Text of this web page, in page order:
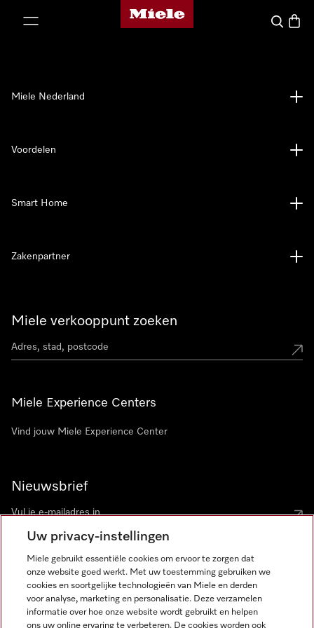
Homepage van Miele
Wat zoek
Miele verkooppunt zoeken
Miele Experience Centers
Vind jouw Miele Experience Center
Nieuwsbrief
Miele Nederland
Voordelen
Smart Home
Zakenpartner
Miele op Instagram
Miele op Facebook
Miele op Youtube
Uw privacy-instellingen
Miele gebruikt essentiële cookies om ervoor te zorgen dat
onze website goed werkt. Met uw toestemming gebruiken we
cookies en soortgelijke technologieën van Miele en derden
voor analyse, marketing en personalisatie. Deze verzamelen
informatie over hoe onze website wordt gebruikt en helpen
ons uw online ervaring te verbeteren. De cookies worden ook